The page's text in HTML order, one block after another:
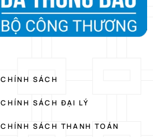
CHÍNH SÁCH
CHÍNH SÁCH ĐẠI LÝ
CHÍNH SÁCH THANH TOÁN